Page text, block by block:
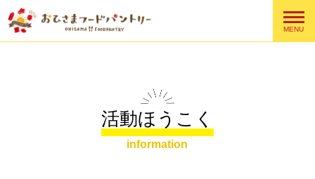
MENU
活動ほうこく
information